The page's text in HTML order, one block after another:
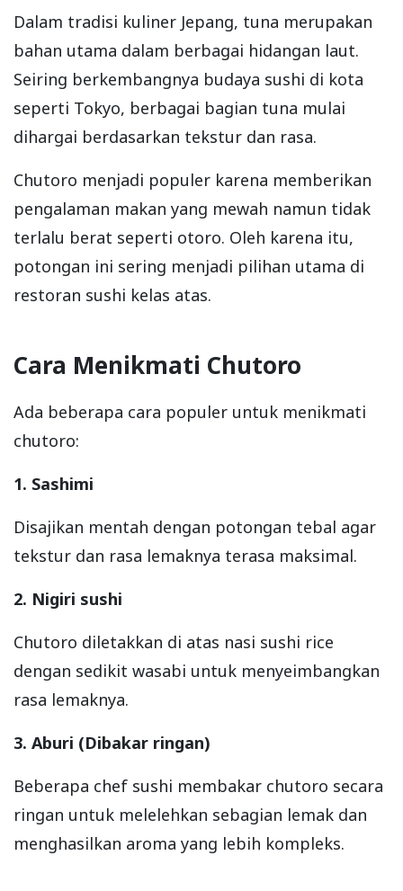
Dalam tradisi kuliner Jepang, tuna merupakan
bahan utama dalam berbagai hidangan laut.
Seiring berkembangnya budaya sushi di kota
seperti Tokyo, berbagai bagian tuna mulai
dihargai berdasarkan tekstur dan rasa.
Chutoro menjadi populer karena memberikan
pengalaman makan yang mewah namun tidak
terlalu berat seperti otoro. Oleh karena itu,
potongan ini sering menjadi pilihan utama di
restoran sushi kelas atas.
Cara Menikmati Chutoro
Ada beberapa cara populer untuk menikmati
chutoro:
1. Sashimi
Disajikan mentah dengan potongan tebal agar
tekstur dan rasa lemaknya terasa maksimal.
2. Nigiri sushi
Chutoro diletakkan di atas nasi sushi rice
dengan sedikit wasabi untuk menyeimbangkan
rasa lemaknya.
3. Aburi (Dibakar ringan)
Beberapa chef sushi membakar chutoro secara
ringan untuk melelehkan sebagian lemak dan
menghasilkan aroma yang lebih kompleks.